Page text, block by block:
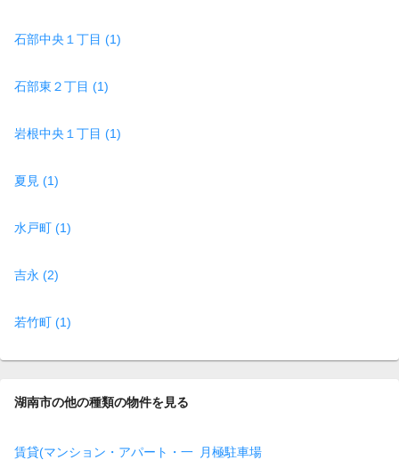
石部中央１丁目 (1)
石部東２丁目 (1)
岩根中央１丁目 (1)
夏見 (1)
水戸町 (1)
吉永 (2)
若竹町 (1)
湖南市の他の種類の物件を見る
賃貸(マンション・アパート・一
月極駐車場